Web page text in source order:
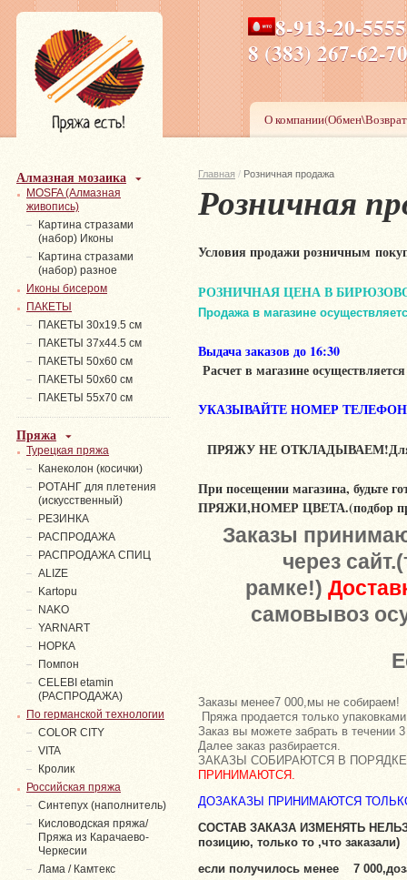
8-913-20-
8 (383) 267-
ПН-ПТ 8-17,СБ-ВС 9-
О
Главная / Розничная продажа
Розничная
Условия продажи розничным
РОЗНИЧНАЯ ЦЕНА В
Продажа в магазине
Выдача заказов до 16:30
Расчет в магазине
УКАЗЫВАЙТЕ НОМЕР
ПРЯЖУ НЕ ОТКЛАДЫВАЕМ!Для
При посещении магазина,
ПРЯЖИ,НОМЕР ЦВЕТА.(подбор
Заказы
через
рамке!)
самовывоз
Заказы менее7 000,мы не
Пряжа продается только
Заказ вы можете забрать в течении
Далее заказ разбирается.
ЗАКАЗЫ СОБИРАЮТСЯ В
ПРИНИМАЮТСЯ.
ДОЗАКАЗЫ ПРИНИМАЮТСЯ
СОСТАВ ЗАКАЗА ИЗМЕНЯТЬ
позицию, только то ,что заказали)
если получилось менее 7
Алмазная мозаика
MOSFA (Алмазная
живопись)
Картина стразами
(набор) Иконы
Картина стразами
(набор) разное
Иконы бисером
ПАКЕТЫ
ПАКЕТЫ 30х19.5 см
ПАКЕТЫ 37х44.5 см
ПАКЕТЫ 50х60 см
ПАКЕТЫ 50х60 см
ПАКЕТЫ 55х70 см
Пряжа
Турецкая пряжа
Канеколон (косички)
РОТАНГ для плетения
(искусственный)
PЕЗИНКА
РАСПРОДАЖА
РАСПРОДАЖА СПИЦ
ALIZE
Kartopu
NAKO
YARNART
НОРКА
Помпон
СELEBI etamin
(РАСПРОДАЖА)
По германской технологии
COLOR CITY
VITA
Кролик
Российская пряжа
Синтепух (наполнитель)
Кисловодская пряжа/
Пряжа из Карачаево-
Черкесии
Лама / Камтекс